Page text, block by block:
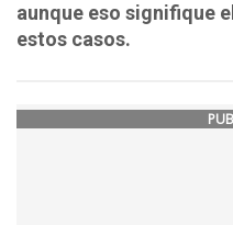
aunque eso signifique
estos casos.